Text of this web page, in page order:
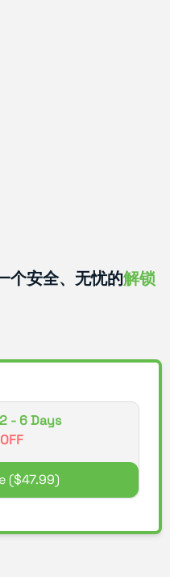
个安全、无忧的解锁
2 - 6 Days
($47.99)